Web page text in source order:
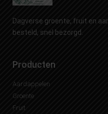
Dagverse groente, fruit en
besteld, snel bezorgd.
Producten
Aardappelen
Groente
Fruit